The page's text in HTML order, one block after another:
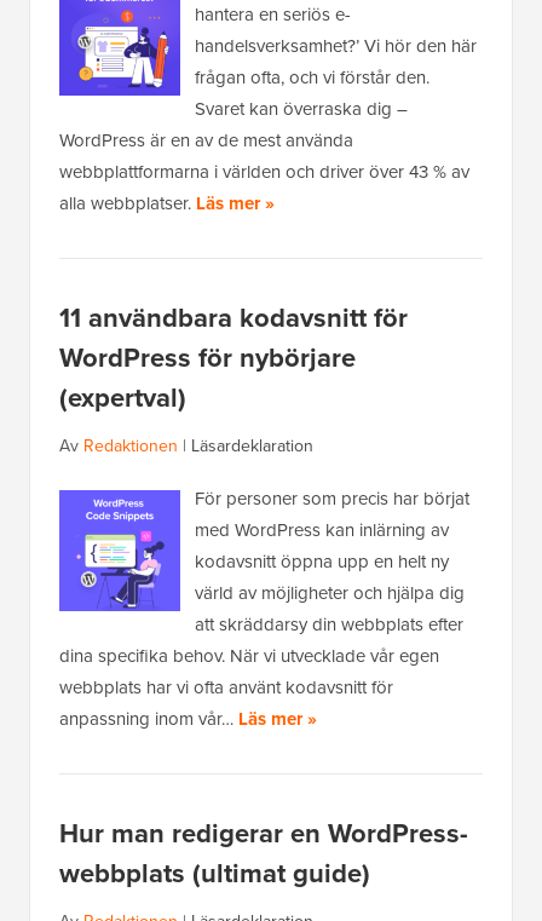
hantera en seriös e-
handelsverksamhet?’ Vi hör den här
frågan ofta, och vi förstår den.
Svaret kan överraska dig –
WordPress är en av de mest använda
webbplattformarna i världen och driver över 43 % av
alla webbplatser. Läs mer »
11 användbara kodavsnitt för
WordPress för nybörjare
(expertval)
Av Redaktionen | Läsardeklaration
För personer som precis har börjat
med WordPress kan inlärning av
kodavsnitt öppna upp en helt ny
värld av möjligheter och hjälpa dig
att skräddarsy din webbplats efter
dina specifika behov. När vi utvecklade vår egen
webbplats har vi ofta använt kodavsnitt för
anpassning inom vår… Läs mer »
Hur man redigerar en WordPress-
webbplats (ultimat guide)